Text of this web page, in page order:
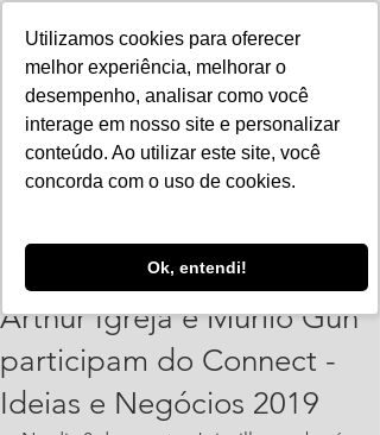
Utilizamos cookies para oferecer
melhor experiência, melhorar o
desempenho, analisar como você
interage em nosso site e personalizar
conteúdo. Ao utilizar este site, você
concorda com o uso de cookies.
Ok, entendi!
Arthur Igreja e Murilo Gun
participam do Connect -
Ideias e Negócios 2019